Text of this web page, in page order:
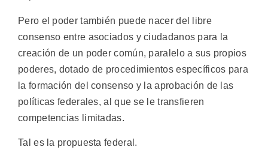
Pero el poder también puede nacer del libre
consenso entre asociados y ciudadanos para la
creación de un poder común, paralelo a sus propios
poderes, dotado de procedimientos específicos para
la formación del consenso y la aprobación de las
políticas federales, al que se le transfieren
competencias limitadas.
Tal es la propuesta federal.